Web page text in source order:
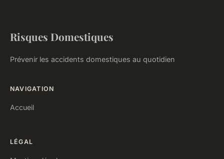
Risques Domestiques
Prévenir les accidents domestiques au quotidien
NAVIGATION
Accueil
LÉGAL